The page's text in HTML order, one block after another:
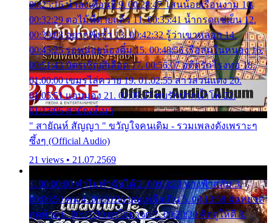
00:25:16 น้ำลงเดือนยี่ 9. 00:28:47 โสนน้อยเรือนงาม 10.
00:32:29 ตอไม้ที่ตายแล้ว 11. 00:35:41 น้ำกรดแช่เย็น 12.
00:39:08 อยากฟังซ้ำ 13. 00:42:32 รู้ว่าเขาหลอก 14.
00:45:25 รอหน่อยน้องติ๋ม 15. 00:48:56 เรือล่มในหนอง 16.
00:51:43 บัตรเชิญสีเลือด 17. 00:56:07 อดีตรักโรงทอ 18.
01:00:00 เขมรไล่ควาย 19. 01:02:55 สาวสวนแตง 20.
01:05:51 แอบมอง 21. 01:09:27 พบรักปากน้ำโพ 22.
01:13:06 สายัณห์เมา
" สายัณห์ สัญญา " ขวัญใจคนเดิม - รวมเพลงดังเพราะๆ
ซึ้งๆ (Official Audio)
21 views • 21.07.2569
1. 00:00:00 ทำไมทำฉันได้ 2. 00:03:20 นางฟ้าสลัม 3.
00:06:50 คน 4. 00:10:36 บุญเหลือเกิน 5. 00:13:58 ฝนหยาด
สุดท้าย 6. 00:17:30 ยาใจยาจก 7. 00:20:30 คิดดูให้ดี 8.